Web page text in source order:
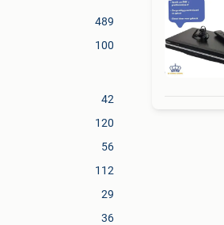
489
100
42
120
56
112
29
36
6